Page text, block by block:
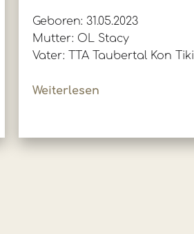
Geboren: 31.05.2023
Mutter: OL Stacy
Vater: TTA Taubertal Kon Tiki
Weiterlesen